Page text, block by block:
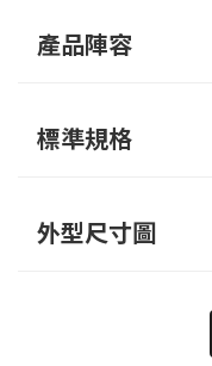
產品陣容
標準規格
外型尺寸圖